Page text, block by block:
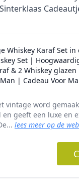
Whiskey Karaf Set in
Set |
& 2 Whiskey
| Cadeau Voor
vintage word
en geeft een luxe en
lees meer op de